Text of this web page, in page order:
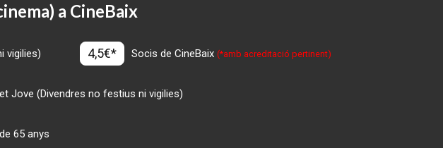
a CineBaix
vigilies) 4,5€* Socis de CineBaix(*amb acreditació pertinent)
Jove (Divendres no festius ni vigilies)
65 anys